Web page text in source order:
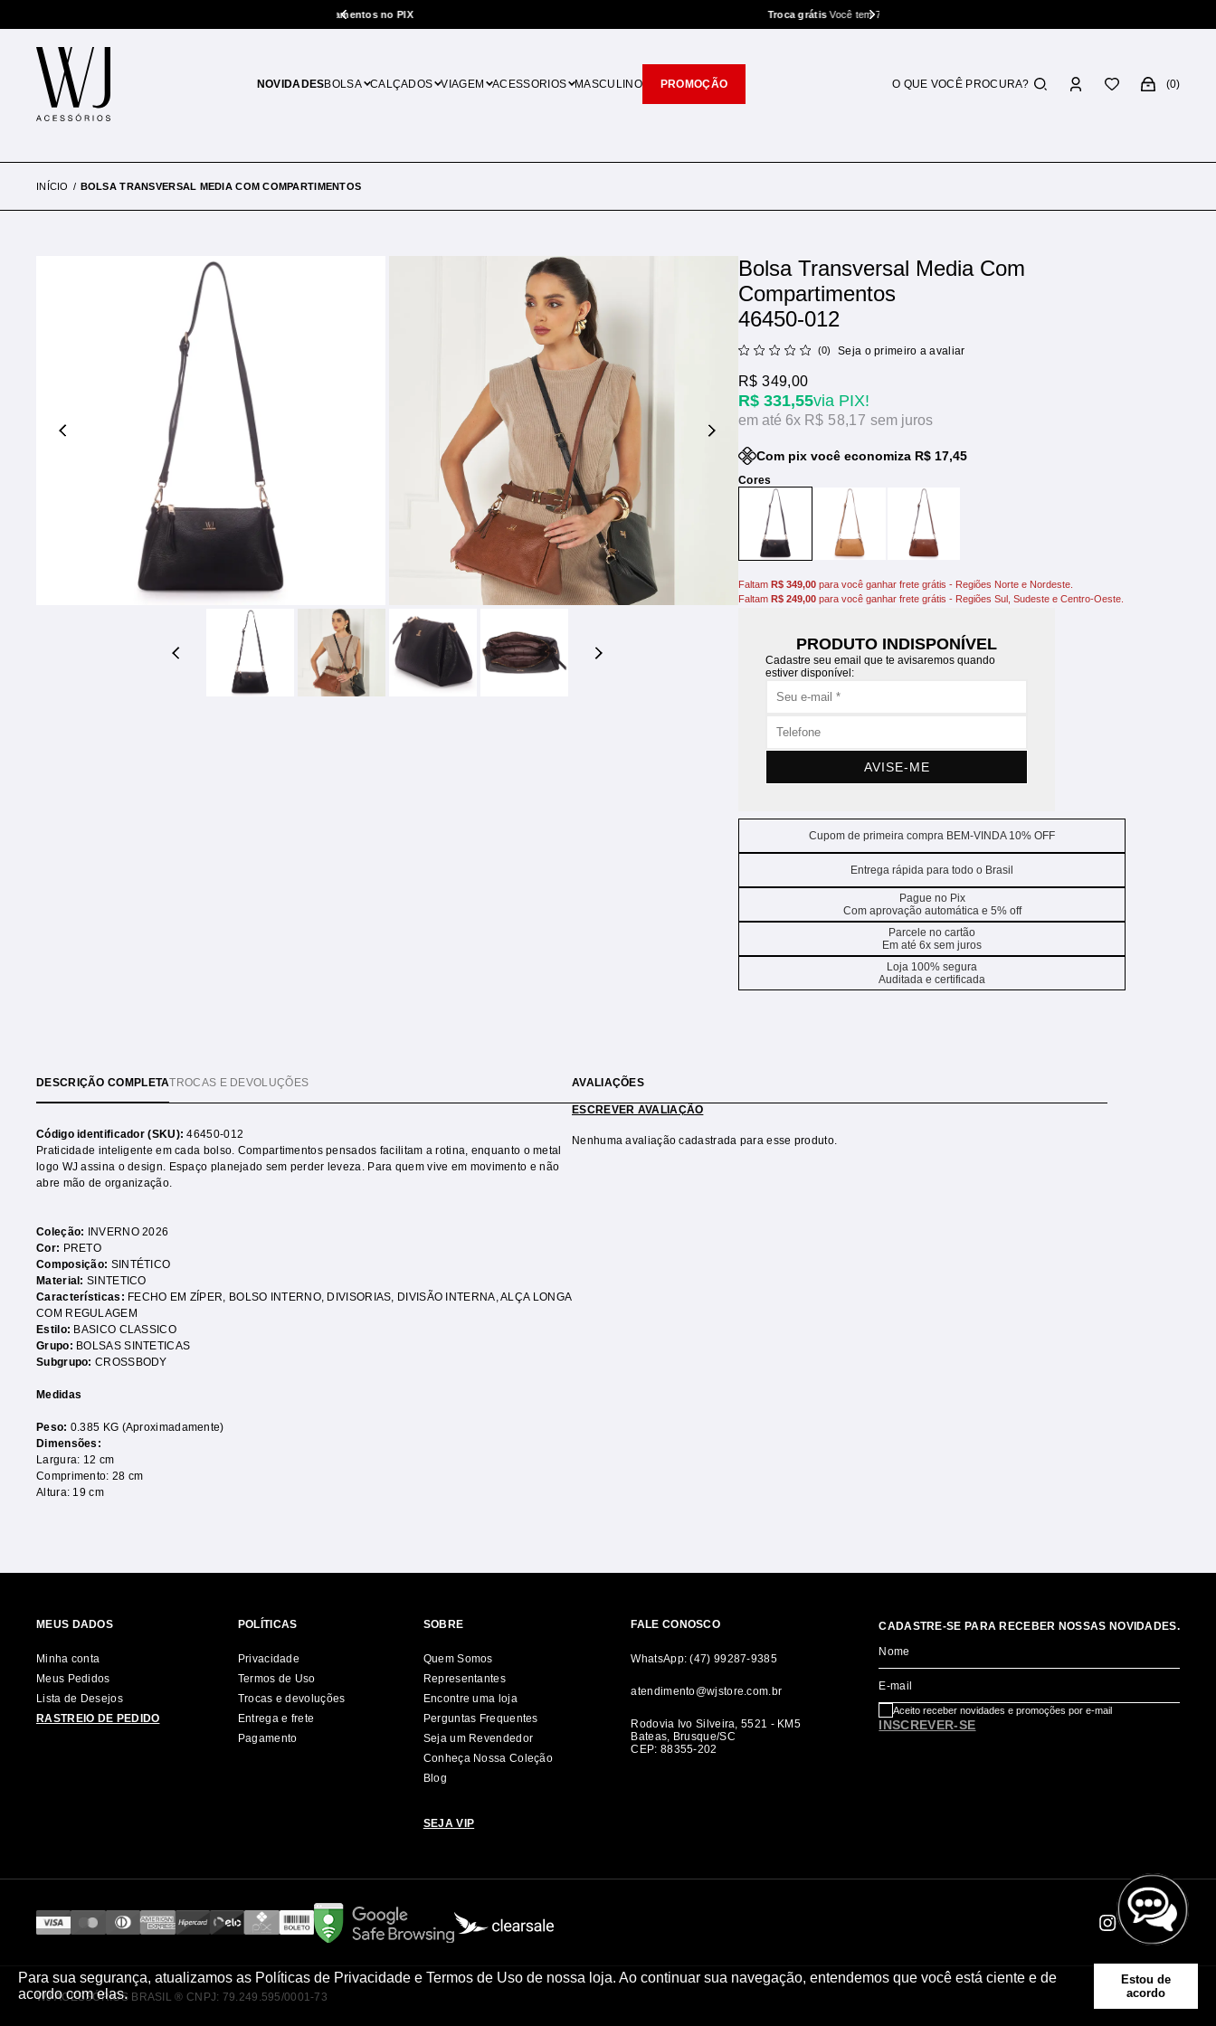
Você tem 7 dias p/ trocar
NOVIDADESBOLSA CALÇADOS VIAGEM ACESSORIOS MASCULINO PROMOÇÃO 0
INÍCIO BOLSA TRANSVERSAL MEDIA COM COMPARTIMENTOS
Bolsa Transversal Media Com
Compartimentos
46450-012
(0) Seja o primeiro a avaliar
R$ 331,55via PIX!
R$ 349,00
6x R$ 58,17 sem juros
Com pix você economiza R$ 17,45
Faltam R$ 349,00 para você ganhar frete grátis - Regiões Norte e Nordeste.
Faltam R$ 249,00 para você ganhar frete grátis - Regiões Sul, Sudeste e Centro-Oeste.
PRODUTO INDISPONÍVEL
Cadastre seu email que te avisaremos quando
estiver disponível:
AVISE-ME
Cupom de primeira compra BEM-VINDA 10% OFF
Entrega rápida para todo o Brasil
Pague no Pix
Com aprovação automática e 5% off
Parcele no cartão
Em até 6x sem juros
Loja 100% segura
Auditada e certificada
DESCRIÇÃO COMPLETATROCAS E DEVOLUÇÕES
Código identificador (SKU): 46450-012
Praticidade inteligente em cada bolso. Compartimentos pensados facilitam a rotina, enquanto o metal
logo WJ assina o design. Espaço planejado sem perder leveza. Para quem vive em movimento e não
abre mão de organização.
Coleção:
INVERNO 2026
Cor: PRETO
Composição: SINTÉTICO
Material: SINTETICO
Características: FECHO EM ZÍPER, BOLSO INTERNO, DIVISORIAS, DIVISÃO INTERNA,ALÇA LONGA
COM REGULAGEM
Estilo: BASICO CLASSICO
Grupo: BOLSAS SINTETICAS
Subgrupo: CROSSBODY
Medidas
Peso: 0.385 KG (Aproximadamente)
Dimensões:
Largura: 12 cm
Comprimento: 28 cm
Altura: 19 cm
AVALIAÇÕES
ESCREVER AVALIAÇÃO
Nenhuma avaliação cadastrada para esse produto.
MEUS DADOS
Minha conta
Meus Pedidos
Lista de Desejos
RASTREIO DE PEDIDO
POLÍTICAS
Privacidade
Termos de Uso
Trocas e devoluções
Entrega e frete
Pagamento
SOBRE
Quem Somos
Representantes
Encontre uma loja
Perguntas Frequentes
Seja um Revendedor
Conheça Nossa Coleção
Blog
SEJA VIP
FALE CONOSCO
WhatsApp: (47) 99287-9385
atendimento@wjstore.com.br
Rodovia Ivo Silveira, 5521 - KM5
Bateas, Brusque/SC
CEP: 88355-202
CADASTRE-SE PARA RECEBER NOSSAS NOVIDADES.
Nome
E-mail
INSCREVER-SE
Aceito receber novidades e promoções por e-mail
WJ ACESSÓRIOS BRASIL ® CNPJ: 79.249.595/0001-73
Para sua segurança, atualizamos as Políticas de Privacidade e Termos de Uso de nossa loja. Ao continuar sua navegação, entendemos que você está ciente e de
acordo com elas.
Estou de
acordo